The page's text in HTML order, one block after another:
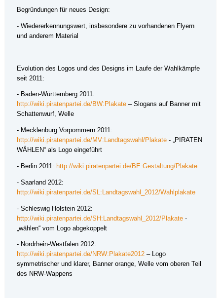
Begründungen für neues Design:
- Wiedererkennungswert, insbesondere zu vorhandenen Flyern
und anderem Material
Evolution des Logos und des Designs im Laufe der Wahlkämpfe
seit 2011:
- Baden-Württemberg 2011:
http://wiki.piratenpartei.de/BW:Plakate – Slogans auf Banner mit
Schattenwurf, Welle
- Mecklenburg Vorpommern 2011:
http://wiki.piratenpartei.de/MV:Landtagswahl/Plakate - „PIRATEN
WÄHLEN“ als Logo eingeführt
- Berlin 2011: http://wiki.piratenpartei.de/BE:Gestaltung/Plakate
- Saarland 2012:
http://wiki.piratenpartei.de/SL:Landtagswahl_2012/Wahlplakate
- Schleswig Holstein 2012:
http://wiki.piratenpartei.de/SH:Landtagswahl_2012/Plakate -
„wählen“ vom Logo abgekoppelt
- Nordrhein-Westfalen 2012:
http://wiki.piratenpartei.de/NRW:Plakate2012 – Logo
symmetrischer und klarer, Banner orange, Welle vom oberen Teil
des NRW-Wappens